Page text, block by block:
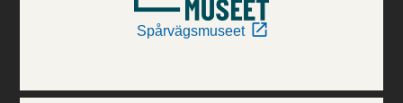
Spårvägsmuseet